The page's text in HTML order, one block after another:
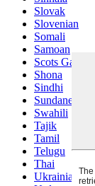
Slovak
Slovenian
Somali
Samoan
Scots Gaelic
Shona
Sindhi
Sundanese
Swahili
Tajik
Tamil
Telugu
Thai
Ukrainian